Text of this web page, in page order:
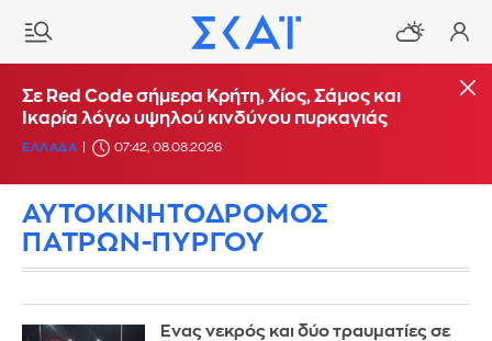
Σε Red Code σήμερα Κρήτη, Χίος, Σάμος και
Ικαρία λόγω υψηλού κινδύνου πυρκαγιάς
ΕΛΛΑΔΑ 07:42, 08.08.2026
ΑΥΤΟΚΙΝΗΤΟΔΡΟΜΟΣ
ΠΑΤΡΩΝ-ΠΥΡΓΟΥ
Ενας νεκρός και δύο τραυματίες σε